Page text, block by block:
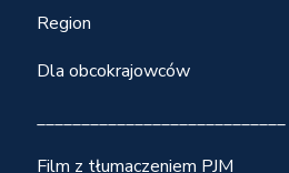
Region
Dla obcokrajowców
____________________________
Film z tłumaczeniem PJM